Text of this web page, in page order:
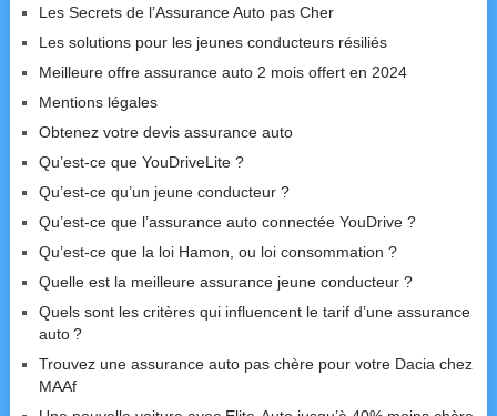
Les Secrets de l’Assurance Auto pas Cher
Les solutions pour les jeunes conducteurs résiliés
Meilleure offre assurance auto 2 mois offert en 2024
Mentions légales
Obtenez votre devis assurance auto
Qu’est-ce que YouDriveLite ?
Qu’est-ce qu’un jeune conducteur ?
Qu’est-ce que l’assurance auto connectée YouDrive ?
Qu’est-ce que la loi Hamon, ou loi consommation ?
Quelle est la meilleure assurance jeune conducteur ?
Quels sont les critères qui influencent le tarif d’une assurance
auto ?
Trouvez une assurance auto pas chère pour votre Dacia chez
MAAf